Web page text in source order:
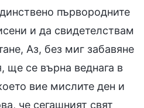
първородните
и да свидетелствам
Аз, без миг забавяне
ще се върна веднага в
вие мислите ден и
че сегашният свят